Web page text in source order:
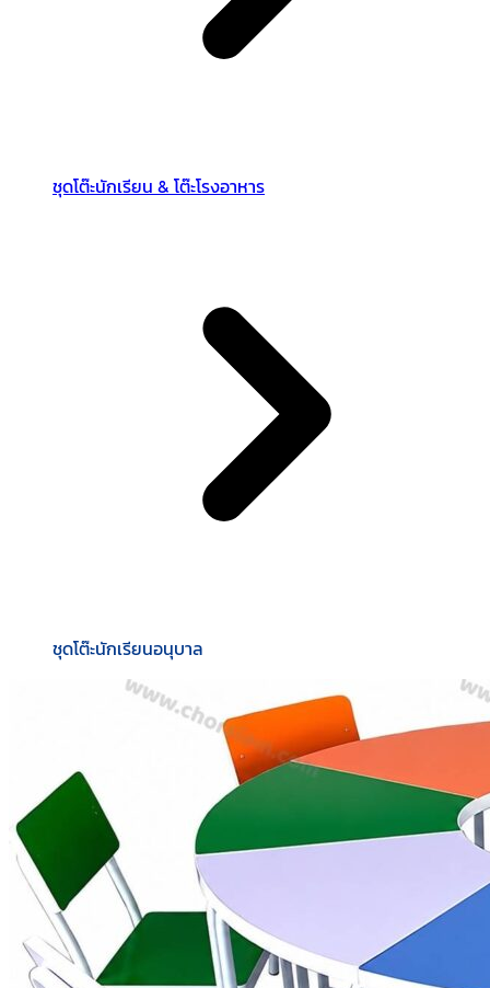
ชุดโต๊ะนักเรียน & โต๊ะโรงอาหาร
ชุดโต๊ะนักเรียนอนุบาล